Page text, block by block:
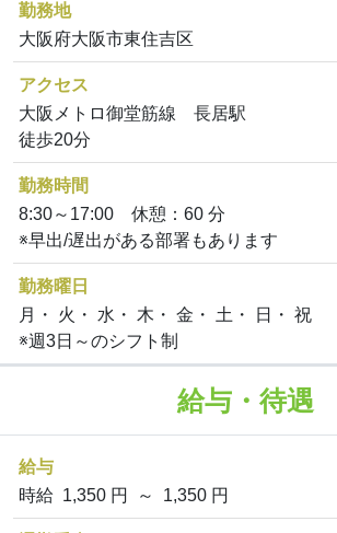
勤務地
大阪府大阪市東住吉区
アクセス
大阪メトロ御堂筋線 長居駅
徒歩20分
勤務時間
8:30～17:00 休憩：60 分
※早出/遅出がある部署もあります
勤務曜日
月・ 火・ 水・ 木・ 金・ 土・ 日・ 祝
※週3日～のシフト制
給与・待遇
給与
時給 1,350 円 ～ 1,350 円